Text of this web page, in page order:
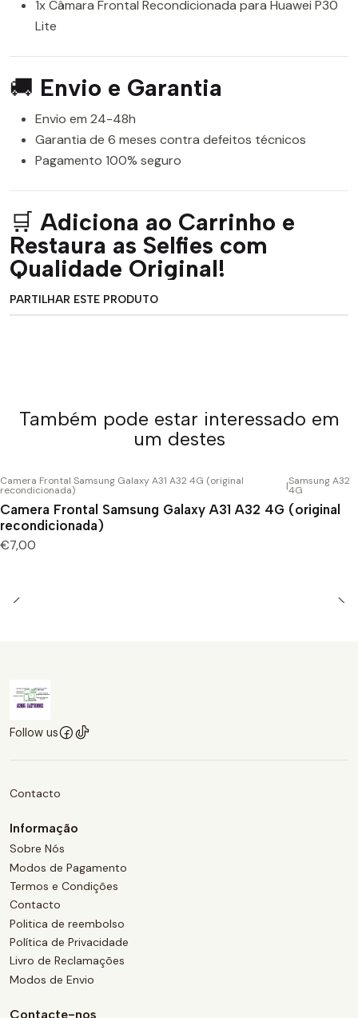
1x Câmara Frontal Recondicionada para Huawei P30
Lite
🚚 Envio e Garantia
Envio em 24-48h
Garantia de 6 meses contra defeitos técnicos
Pagamento 100% seguro
🛒 Adiciona ao Carrinho e
Restaura as Selfies com
Qualidade Original!
PARTILHAR ESTE PRODUTO
Também pode estar interessado em
um destes
Camera Frontal Samsung Galaxy A31 A32 4G (original
recondicionada) |Samsung A32
4G
Camera Frontal Samsung Galaxy A31 A32 4G (original
recondicionada)
€7,00
Follow us
Contacto
Informação
Sobre Nós
Modos de Pagamento
Termos e Condições
Contacto
Politica de reembolso
Política de Privacidade
Livro de Reclamações
Modos de Envio
Contacte-nos